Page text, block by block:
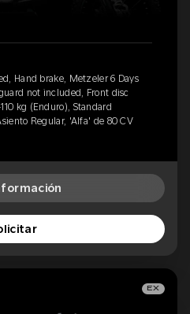
Hand brake, Metzeler 6 Days
not included, Front disc
kg (Enduro), Standard
Regular, 'Alfa' de 80 CV
EX